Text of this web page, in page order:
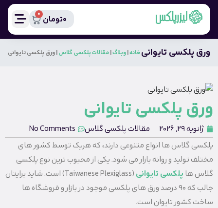
0تومان
0
ورق پلکسی تایوانیخانه وبلاگ مقالات پلکسی گلاس ورق پلکسی تایوانی
ورق پلکسی تایوانی
ژانویه 29, 2026 مقالات پلکسی گلاس
No Comments
پلکسی گلاس ها انواع متنوعی دارند، که هریک توسط کشور های
مختلف تولید و روانه بازار می شود. یکی از محبوب ترین نوع پلکسی
گلاس ها پلکسی تایوانی
(Taiwanese Plexiglass) است. شاید برایتان
جالب که ۹۰ درصد ورق های پلکسی موجود در بازار و فروشگاه ها
ساخت کشور تایوان است.